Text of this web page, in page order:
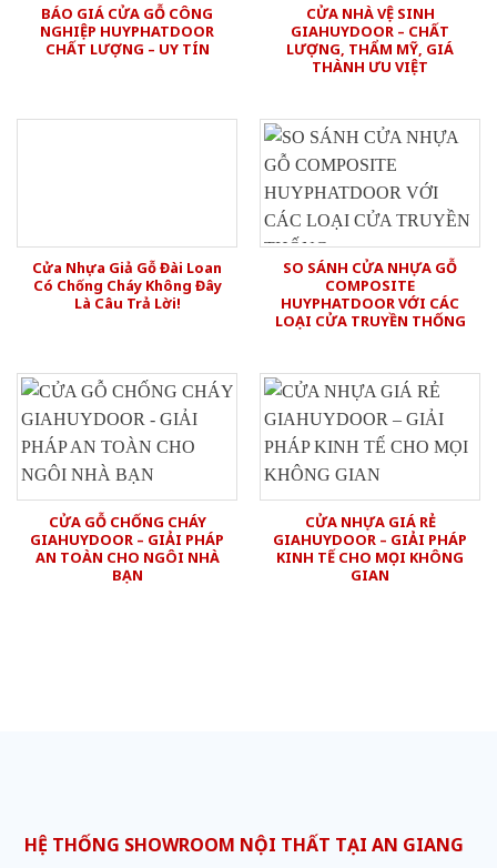
BÁO GIÁ CỬA GỖ CÔNG
NGHIỆP HUYPHATDOOR
CHẤT LƯỢNG – UY TÍN
CỬA NHÀ VỆ SINH
GIAHUYDOOR – CHẤT
LƯỢNG, THẨM MỸ, GIÁ
THÀNH ƯU VIỆT
Cửa Nhựa Giả Gỗ Đài Loan
Có Chống Cháy Không Đây
Là Câu Trả Lời!
SO SÁNH CỬA NHỰA GỖ
COMPOSITE
HUYPHATDOOR VỚI CÁC
LOẠI CỬA TRUYỀN THỐNG
CỬA GỖ CHỐNG CHÁY
GIAHUYDOOR – GIẢI PHÁP
AN TOÀN CHO NGÔI NHÀ
BẠN
CỬA NHỰA GIÁ RẺ
GIAHUYDOOR – GIẢI PHÁP
KINH TẾ CHO MỌI KHÔNG
GIAN
HỆ THỐNG SHOWROOM NỘI THẤT TẠI AN GIANG